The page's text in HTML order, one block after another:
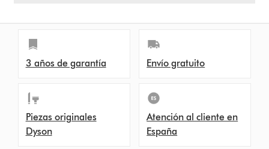
3 años de garantía Envío gratuito
Piezas originales
Dyson
Atención al cliente en
España